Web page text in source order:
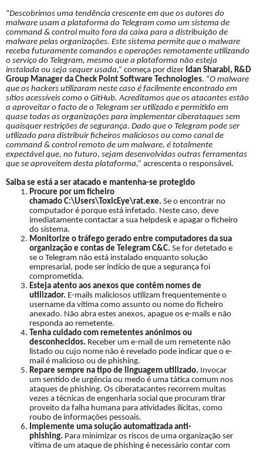
“Descobrimos uma tendência crescente em que os autores do
malware usam a plataforma do Telegram como um sistema de
command & control muito fora da caixa para a distribuição de
malware pelas organizações. Este sistema permite que o malware
receba futuramente comandos e operações remotamente utilizando
o serviço do Telegram, mesmo que a plataforma não esteja
instalada ou seja sequer usada,” começa por dizer Idan Sharabi, R&D
Group Manager da Check Point Software Technologies. “O malware
que os hackers utilizaram neste caso é facilmente encontrado em
sítios acessíveis como o GitHub. Acreditamos que os atacantes estão
a aproveitar o facto de o Telegram ser utilizado e permitido em
quase todas as organizações para implementar ciberataques sem
quaisquer restrições de segurança. Dado que o Telegram pode ser
utilizado para distribuir ficheiros maliciosos ou como canal de
command & control remoto de um malware, é totalmente
expectável que, no futuro, sejam desenvolvidas outras ferramentas
que se aproveitem desta plataforma,” acrescenta o responsável.
Saiba se está a ser atacado e mantenha-se protegido
Procure por um ficheiro
chamado C:\Users\ToxicEye\rat.exe. Se o encontrar no
computador é porque está infetado. Neste caso, deve
imediatamente contactar a sua helpdesk e apagar o ficheiro
do sistema.
Monitorize o tráfego gerado entre computadores da sua
organização e contas de Telegram C&C. Se for detetado e
se o Telegram não está instalado enquanto solução
empresarial, pode ser indício de que a segurança foi
comprometida.
Esteja atento aos anexos que contêm nomes de
utilizador. E-mails maliciosos utilizam frequentemente o
username da vítima como assunto ou nome do ficheiro
anexado. Não abra estes anexos, apague os e-mails e não
responda ao remetente.
Tenha cuidado com remetentes anónimos ou
desconhecidos. Receber um e-mail de um remetente não
listado ou cujo nome não é revelado pode indicar que o e-
mail é malicioso ou de phishing.
Repare sempre na tipo de linguagem utilizado. Invocar
um sentido de urgência ou medo é uma tática comum nos
ataques de phishing. Os ciberatacantes recorrem muitas
vezes a técnicas de engenharia social que procuram tirar
proveito da falha humana para atividades ilícitas, como
roubo de informações pessoais.
Implemente uma solução automatizada anti-
phishing. Para minimizar os riscos de uma organização ser
vítima de um ataque de phishing é necessário contar com